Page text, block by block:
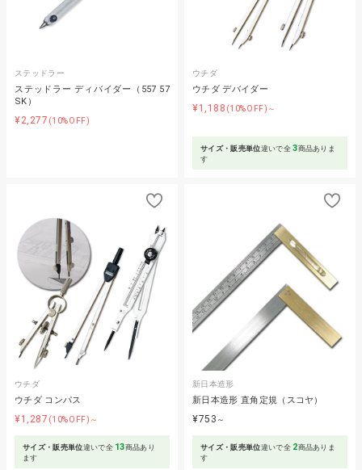
ステッドラー
ステッドラー ディバイダー（557 57
SK）
¥2,277 (10%OFF)
ウチダ
ウチダ デバイダー
¥1,188 (10%OFF)～
サイズ・販売単位違いで全3商品ありま
す
ウチダ
ウチダ コンパス
¥1,287 (10%OFF)～
サイズ・販売単位違いで全 13商品あり
ます
新日本造形
新日本造形 直角定規（スコヤ）
¥753 ～
サイズ・販売単位違いで全 2商品ありま
す